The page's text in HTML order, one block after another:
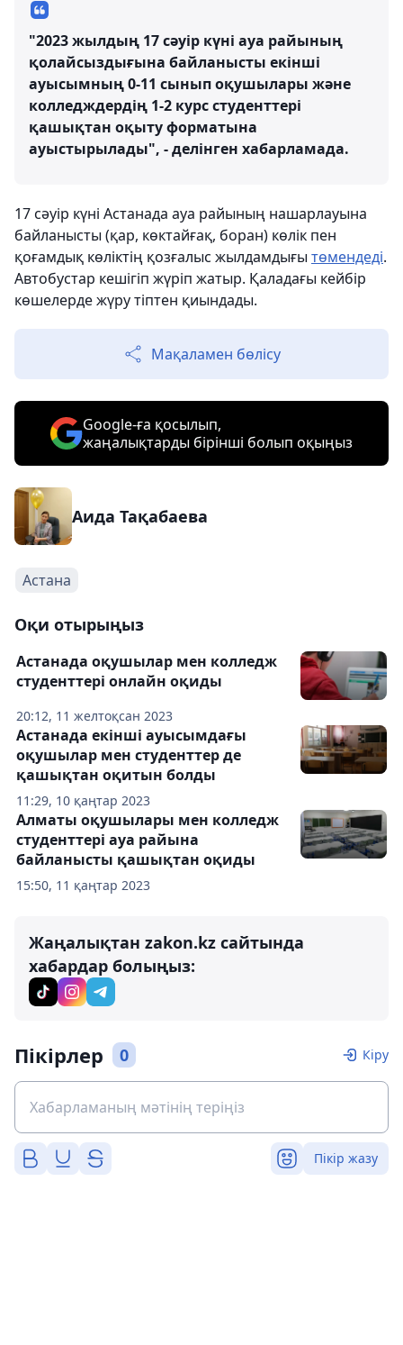
"2023 жылдың 17 сәуір күні ауа райының
қолайсыздығына байланысты екінші
ауысымның 0-11 сынып оқушылары және
колледждердің 1-2 курс студенттері
қашықтан оқыту форматына
ауыстырылады", - делінген хабарламада.
17 сәуір күні Астанада ауа райының нашарлауына
байланысты (қар, көктайғақ, боран) көлік пен
қоғамдық көліктің қозғалыс жылдамдығы төмендеді.
Автобустар кешігіп жүріп жатыр. Қаладағы кейбір
көшелерде жүру тіптен қиындады.
Мақаламен бөлісу
Google-ға қосылып,
жаңалықтарды бірінші болып оқыңыз
Аида Тақабаева
Астана
Оқи отырыңыз
20:12, 11 желтоқсан 2023
Астанада оқушылар мен колледж
студенттері онлайн оқиды
11:29, 10 қаңтар 2023
Астанада екінші ауысымдағы
оқушылар мен студенттер де
қашықтан оқитын болды
15:50, 11 қаңтар 2023
Алматы оқушылары мен колледж
студенттері ауа райына
байланысты қашықтан оқиды
Жаңалықтан zakon.kz сайтында
хабардар болыңыз:
Пікірлер 0 Кіру
Пікір жазу